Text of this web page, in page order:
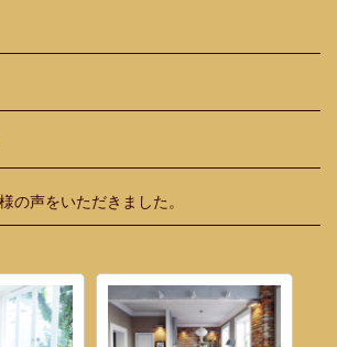
の声をいただきました。